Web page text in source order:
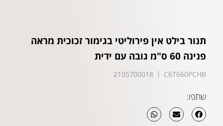
תנור בילט אין פירוליטי בגימור זכוכית מראה
פנינה 60 ס"מ גובה עם ידית
C6T660PCHB
2105700018
שתפו: